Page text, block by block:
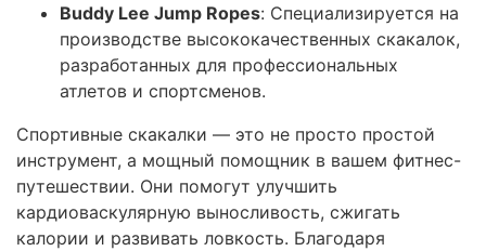
Buddy Lee Jump Ropes: Специализируется на
производстве высококачественных скакалок,
разработанных для профессиональных
атлетов и спортсменов.
Спортивные скакалки — это не просто простой
инструмент, а мощный помощник в вашем фитнес-
путешествии. Они помогут улучшить
кардиоваскулярную выносливость, сжигать
калории и развивать ловкость. Благодаря